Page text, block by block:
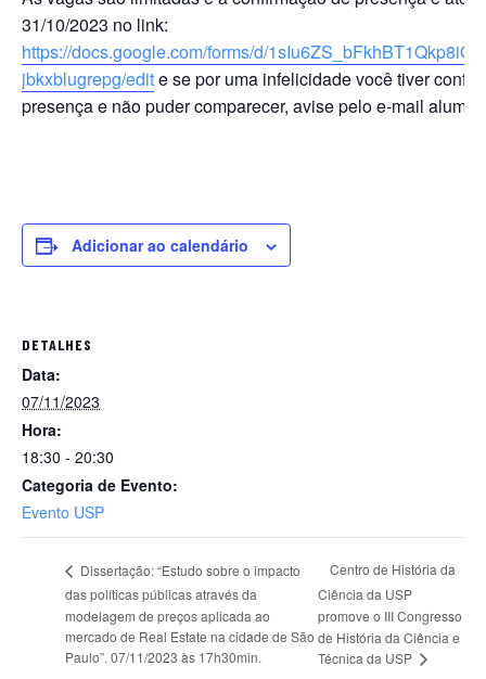
31/10/2023 no link:
https://docs.google.com/forms/d/
jbkxblugrepg/edite se por uma infelicidade você tiver
presença e não puder comparecer, avise pelo e-mail
Adicionar ao calendário
DETALHES
Data:
07/11/2023
Hora:
18:30 - 20:30
Categoria de Evento:
Evento USP
Dissertação: “Estudo sobre o impacto
das políticas públicas através da
modelagem de preços aplicada ao
mercado de Real Estate na cidade de São
Paulo”. 07/11/2023 às 17h30min.
Centro de História da
Ciência da USP
promove o III Congresso
de História da Ciência e
Técnica da USP